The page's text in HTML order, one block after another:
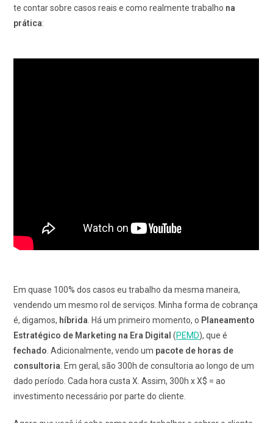
te contar sobre casos reais e como realmente trabalho na
prática:
Em quase 100% dos casos eu trabalho da mesma maneira,
vendendo um mesmo rol de serviços. Minha forma de cobrança
é, digamos, híbrida . Há um primeiro momento, o Planeamento
Estratégico de Marketing na Era Digital (PEMD), que é
fechado . Adicionalmente, vendo um pacote de horas de
consultoria . Em geral, são 300h de consultoria ao longo de um
dado período. Cada hora custa X. Assim, 300h x X$ = ao
investimento necessário por parte do cliente.